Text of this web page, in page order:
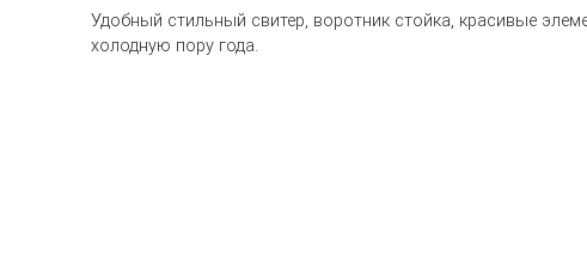
Удобный стильный свитер, воротник стойка, красивые
холодную пору года.